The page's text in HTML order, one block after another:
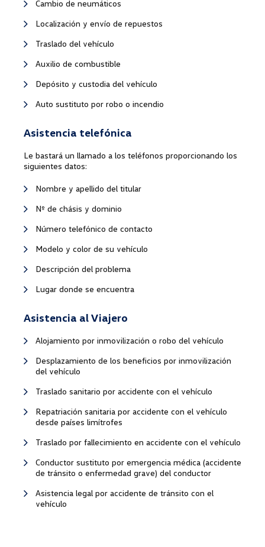
Cambio de neumáticos
Localización y envío de repuestos
Traslado del vehículo
Auxilio de combustible
Depósito y custodia del vehículo
Auto sustituto por robo o incendio
Asistencia telefónica
Le bastará un llamado a los teléfonos proporcionando los
siguientes datos:
Nombre y apellido del titular
Nº de chásis y dominio
Número telefónico de contacto
Modelo y color de su vehículo
Descripción del problema
Lugar donde se encuentra
Asistencia al Viajero
Alojamiento por inmovilización o robo del vehículo
Desplazamiento de los beneficios por inmovilización
del vehículo
Traslado sanitario por accidente con el vehículo
Repatriación sanitaria por accidente con el vehículo
desde países limítrofes
Traslado por fallecimiento en accidente con el vehículo
Conductor sustituto por emergencia médica (accidente
de tránsito o enfermedad grave) del conductor
Asistencia legal por accidente de tránsito con el
vehículo